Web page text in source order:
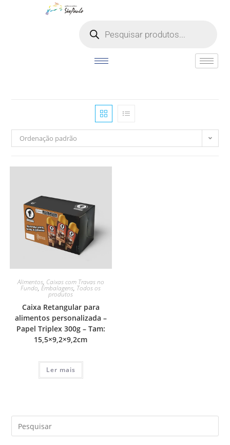
Ordenação padrão
Alimentos, Caixas com Travas no
Fundo,Embalagens, Todos os
produtos
Caixa Retangular para
alimentos personalizada –
Papel Triplex 300g – Tam:
15,5×9,2×9,2cm
Ler mais